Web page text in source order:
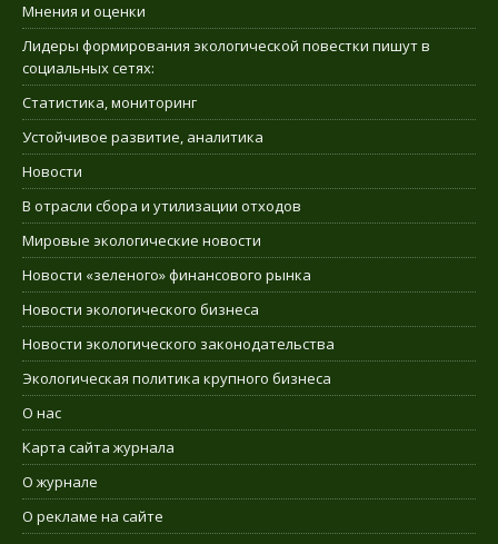
Мнения и оценки
Лидеры формирования экологической повестки пишут в
социальных сетях:
Статистика, мониторинг
Устойчивое развитие, аналитика
Новости
В отрасли сбора и утилизации отходов
Мировые экологические новости
Новости «зеленого» финансового рынка
Новости экологического бизнеса
Новости экологического законодательства
Экологическая политика крупного бизнеса
О нас
Карта сайта журнала
О журнале
О рекламе на сайте